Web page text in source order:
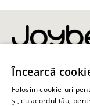
info@joybex.ro
Linkuri utile
Încearcă
Folosim cookie-uri
și, cu acordul tău,